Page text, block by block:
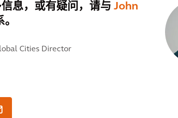
息，或有疑问，请与 John
Cities Director